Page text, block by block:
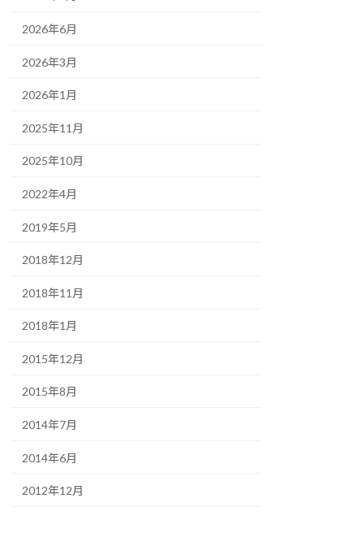
2026年6月
2026年3月
2026年1月
2025年11月
2025年10月
2022年4月
2019年5月
2018年12月
2018年11月
2018年1月
2015年12月
2015年8月
2014年7月
2014年6月
2012年12月